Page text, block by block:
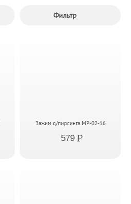
Фильтр
Зажим д/пирсинга MP-02-16
579 P